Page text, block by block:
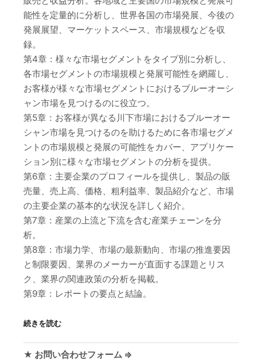
能性を定量的に分析し、世界各国の市場発展、今後の
発展展望、マーケットスペース、市場規模などを収
録。
第4章：様々な市場セグメントをタイプ別に分析し、
各市場セグメントの市場規模と発展可能性を網羅し、
お客様が様々な市場セグメントにおけるブルーオーシ
ャン市場を見つけるのに役立つ。
第5章：お客様が異なる川下市場におけるブルーオー
シャン市場を見つけるのを助けるために各市場セグメ
ントの市場規模と発展の可能性をカバー、アプリケー
ション別に様々な市場セグメントの分析を提供。
第6章：主要企業のプロフィールを提供し、製品の販
売量、売上高、価格、粗利益率、製品紹介など、市場
の主要企業の基本的な状況を詳しく紹介。
第7章：産業の上流と下流を含む産業チェーンを分
析。
第8章：市場力学、市場の最新動向、市場の推進要因
と制限要因、業界のメーカーが直面する課題とリス
ク、業界の関連政策の分析を掲載。
第9章：レポートの要点と結論。
続きを読む
★ お問い合わせフォーム ⇒